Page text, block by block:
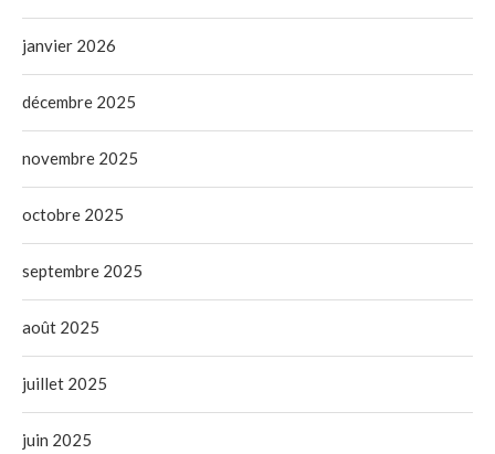
janvier 2026
décembre 2025
novembre 2025
octobre 2025
septembre 2025
août 2025
juillet 2025
juin 2025